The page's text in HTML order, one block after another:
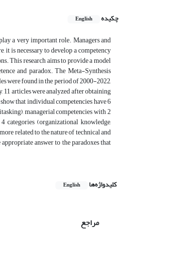
چکیده
English
a very important role. Managers and
is necessary to develop a competency
This research aims to provide a model
and paradox. The Meta-Synthesis
were found in the period of 2000-2022,
11 articles were analyzed after obtaining
that individual competencies have 6
managerial competencies with 2
categories (organizational knowledge,
related to the nature of technical and
answer to the paradoxes that
کلیدواژه‌ها English
مراجع